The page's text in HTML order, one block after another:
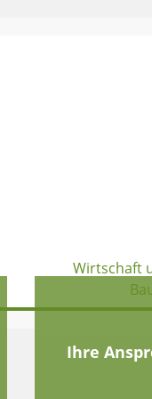
Wirtschaft
Ihre